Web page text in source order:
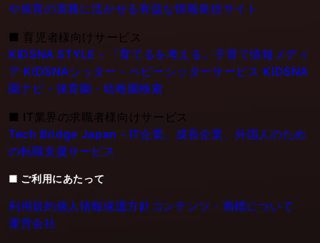
や保育の実務に活かせる有益な情報発信サイト
■ 育児者様向けサービス
KIDSNA STYLE - 「育てるを考える」子育て情報メディ
ア KIDSNAシッター - ベビーシッターサービス KIDSNA
園ナビ - 保育園・幼稚園検索
■ IT業界の求職者様向けサービス
Tech Bridge Japan - IT企業、成長企業、外国人のため
の転職支援サービス
■ ご利用にあたって
利用規約個人情報保護方針コンテンツ・商標について
運営会社